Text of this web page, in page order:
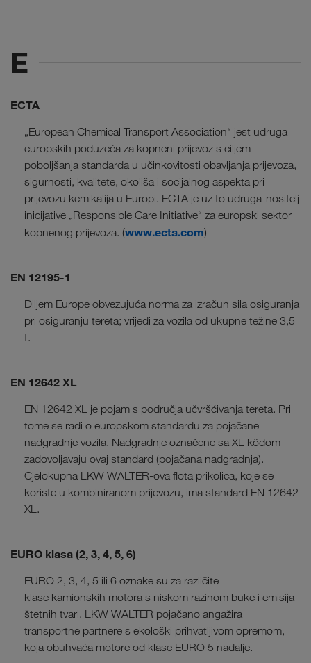
E
ECTA
„European Chemical Transport Association“ jest udruga
europskih poduzeća za kopneni prijevoz s ciljem
poboljšanja standarda u učinkovitosti obavljanja prijevoza,
sigurnosti, kvalitete, okoliša i socijalnog aspekta pri
prijevozu kemikalija u Europi. ECTA je uz to udruga-nositelj
inicijative „Responsible Care Initiative“ za europski sektor
kopnenog prijevoza. (www.ecta.com)
EN 12195-1
Diljem Europe obvezujuća norma za izračun sila osiguranja
pri osiguranju tereta; vrijedi za vozila od ukupne težine 3,5
t.
EN 12642 XL
EN 12642 XL je pojam s područja učvršćivanja tereta. Pri
tome se radi o europskom standardu za pojačane
nadgradnje vozila. Nadgradnje označene sa XL kôdom
zadovoljavaju ovaj standard (pojačana nadgradnja).
Cjelokupna LKW WALTER-ova flota prikolica, koje se
koriste u kombiniranom prijevozu, ima standard EN 12642
XL.
EURO klasa (2, 3, 4, 5, 6)
EURO 2, 3, 4, 5 ili 6 oznake su za različite
klase kamionskih motora s niskom razinom buke i emisija
štetnih tvari. LKW WALTER pojačano angažira
transportne partnere s ekološki prihvatljivom opremom,
koja obuhvaća motore od klase EURO 5 nadalje.